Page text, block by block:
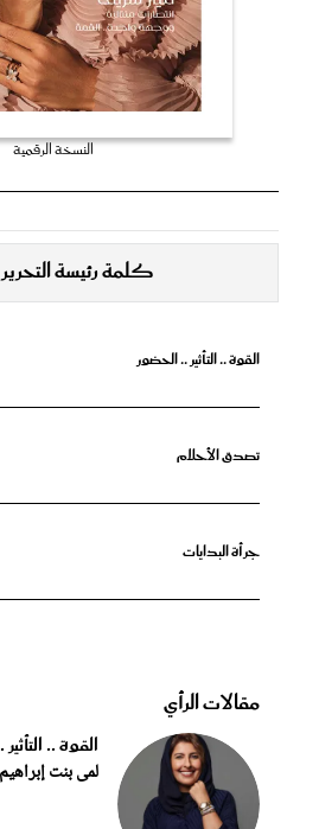
النسخة الرقمية
كلمة رئيسة التحرير
القوة .. التأثير .. الحضور
تصدق الأحلام
جرأة البدايات
مقالات الرأي
القوة ..
لمى بنت